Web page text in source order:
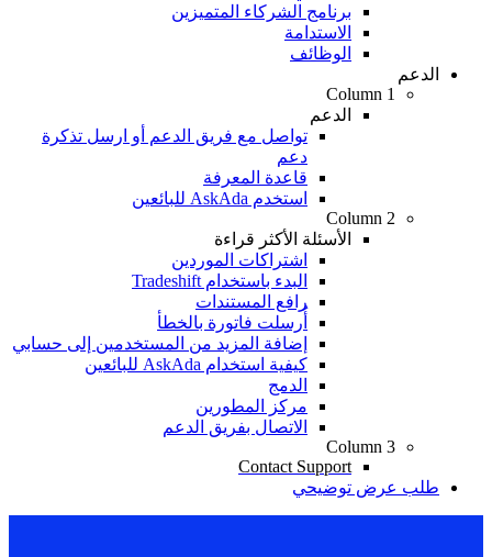
برنامج الشركاء المتميزين
الاستدامة
الوظائف
الدعم
Column 1
الدعم
تواصل مع فريق الدعم أو ارسل تذكرة
دعم
قاعدة المعرفة
استخدم AskAda للبائعين
Column 2
الأسئلة الأكثر قراءة
اشتراكات الموردين
البدء باستخدام Tradeshift
رافع المستندات
أُرسلت فاتورة بالخطأ
إضافة المزيد من المستخدمين إلى حسابي
كيفية استخدام AskAda للبائعين
الدمج
مركز المطورين
الاتصال بفريق الدعم
Column 3
Contact Support
طلب عرض توضيحي